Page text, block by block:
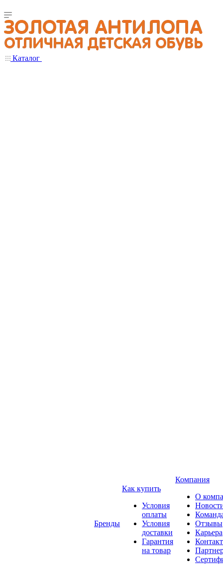
Каталог
Бренды
Как купить
Условия
оплаты
Условия
доставки
Гарантия
на товар
Компания
О
Отзывы
Карьера